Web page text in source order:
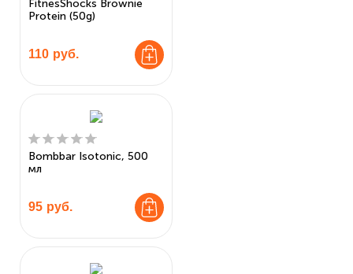
FitnesShocks Brownie
Protein (50g)
110 руб.
Bombbar Isotonic, 500
мл
95 руб.